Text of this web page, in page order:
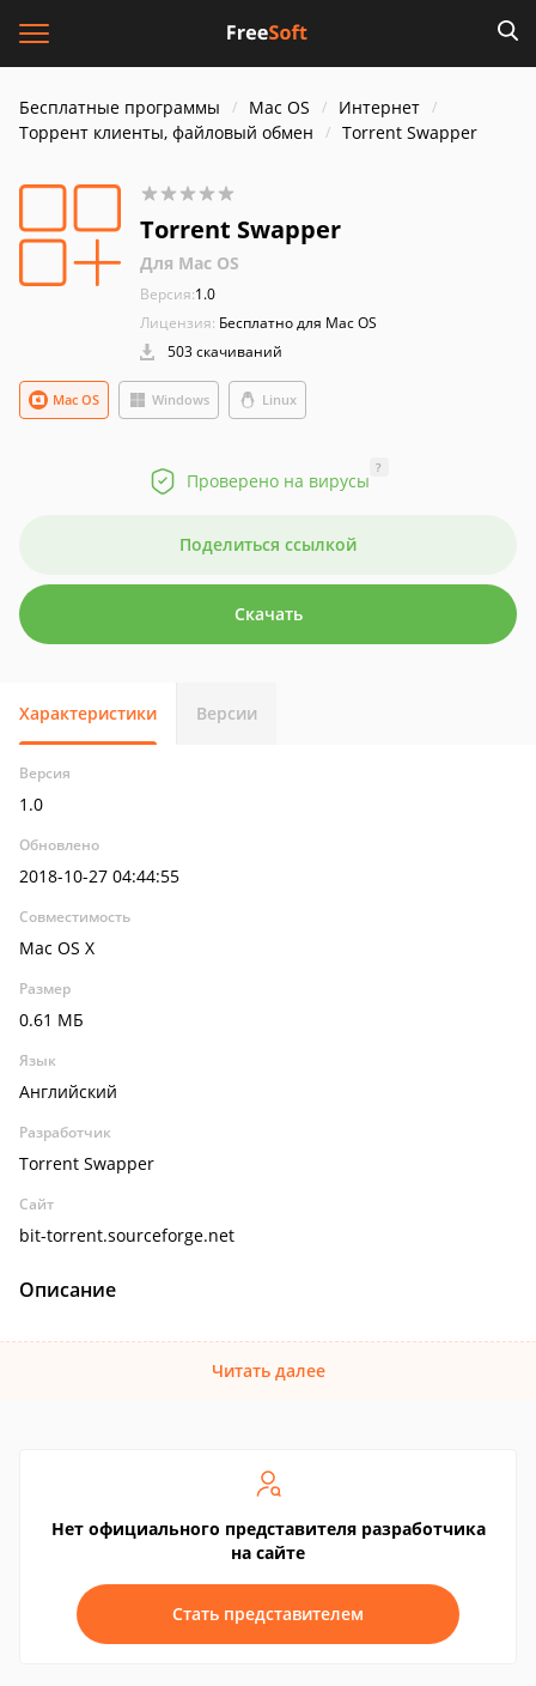
Бесплатные программы Mac OS
Интернет
Торрент клиенты, файловый обмен
Torrent Swapper
Torrent Swapper
Для Mac OS
Версия:1.0
Лицензия: Бесплатно для Mac OS
503 скачиваний
Windows Linux
Mac OS
Проверено на вирусы
?
Поделиться ссылкой
Скачать
Характеристики Версии
Версия
1.0
Обновлено
2018-10-27 04:44:55
Совместимость
Mac OS X
Размер
0.61 МБ
Язык
Английский
Разработчик
Torrent Swapper
Сайт
bit-torrent.sourceforge.net
Описание
Читать далее
Нет официального представителя разработчика
на сайте
Стать представителем